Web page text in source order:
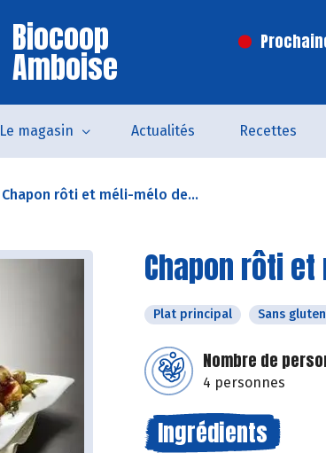
Biocoop
Amboise
Le magasin Actualités Recettes
Chapon rôti et méli-mélo de...
Chapon rôti
Plat principal Sans gluten
Nombre de
4 personnes
Ingrédients